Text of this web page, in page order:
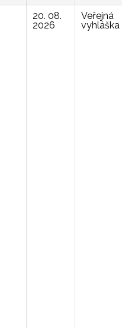
20. 08.
2026
Veřejná
vyhláška